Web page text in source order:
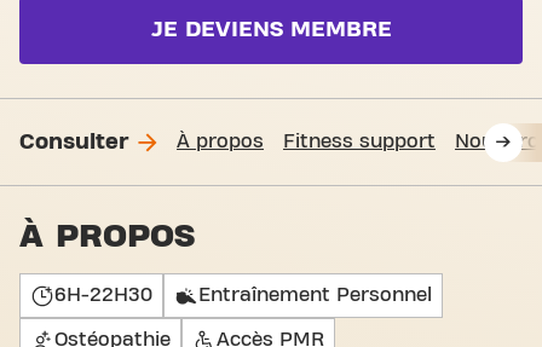
JE DEVIENS MEMBRE
Consulter À propos Fitness support Nous
À PROPOS
6H-22H30 Entraînement Personnel
Ostéopathie Accès PMR